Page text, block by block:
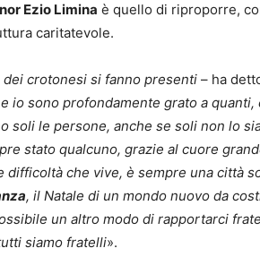
Ezio Limina è quello di riproporre,
caritatevole.
crotonesi si fanno presenti – ha
e io sono profondamente grato a
soli le persone, anche se soli non lo
stato qualcuno, grazie al cuore
difficoltà che vive, è sempre una città
, il Natale di un mondo nuovo da
un altro modo di rapportarci
siamo fratelli».